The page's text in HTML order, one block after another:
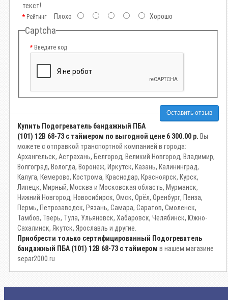
текст!
РейтингПлохо Хорошо
Captcha
Введите код
Оставить отзыв
Купить Подогреватель бандажный ПБА
(101) 12B 68-73 с таймером по выгодной цене 6 300.00 р. Вы
можете с отправкой транспортной компанией в города:
Архангельск, Астрахань, Белгород, Великий Новгород, Владимир,
Волгоград, Вологда, Воронеж, Иркутск, Казань, Калининград,
Калуга, Кемерово, Кострома, Краснодар, Красноярск, Курск,
Липецк, Мирный, Москва и Московская область, Мурманск,
Нижний Новгород, Новосибирск, Омск, Орёл, Оренбург, Пенза,
Пермь, Петрозаводск, Рязань, Самара, Саратов, Смоленск,
Тамбов, Тверь, Тула, Ульяновск, Хабаровск, Челябинск, Южно-
Сахалинск, Якутск, Ярославль и другие.
Приобрести только сертифицированный Подогреватель
бандажный ПБА (101) 12B 68-73 с таймером в нашем магазине
separ2000.ru